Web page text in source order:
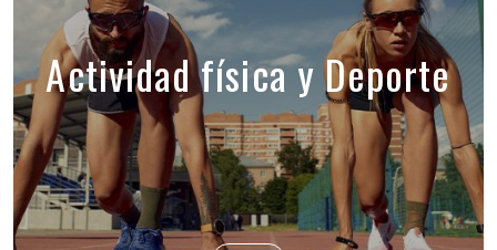
Actividad física y Deporte